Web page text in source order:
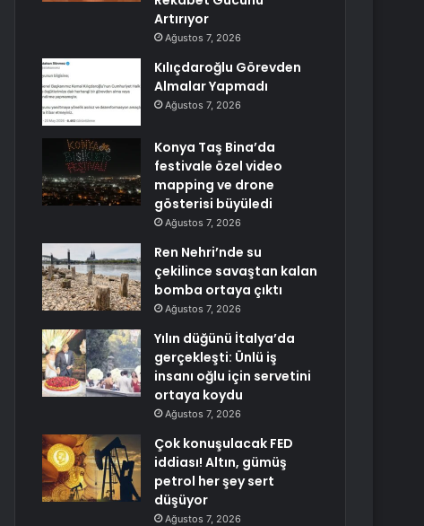
Artırıyor
Ağustos 7, 2026
Kılıçdaroğlu Görevden
Almalar Yapmadı
Ağustos 7, 2026
Konya Taş Bina’da
festivale özel video
mapping ve drone
gösterisi büyüledi
Ağustos 7, 2026
Ren Nehri’nde su
çekilince savaştan kalan
bomba ortaya çıktı
Ağustos 7, 2026
Yılın düğünü İtalya’da
gerçekleşti: Ünlü iş
insanı oğlu için servetini
ortaya koydu
Ağustos 7, 2026
Çok konuşulacak FED
iddiası! Altın, gümüş
petrol her şey sert
düşüyor
Ağustos 7, 2026